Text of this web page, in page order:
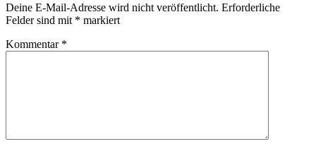
Deine E-Mail-Adresse wird nicht veröffentlicht. Erforderliche
Felder sind mit * markiert
Kommentar *